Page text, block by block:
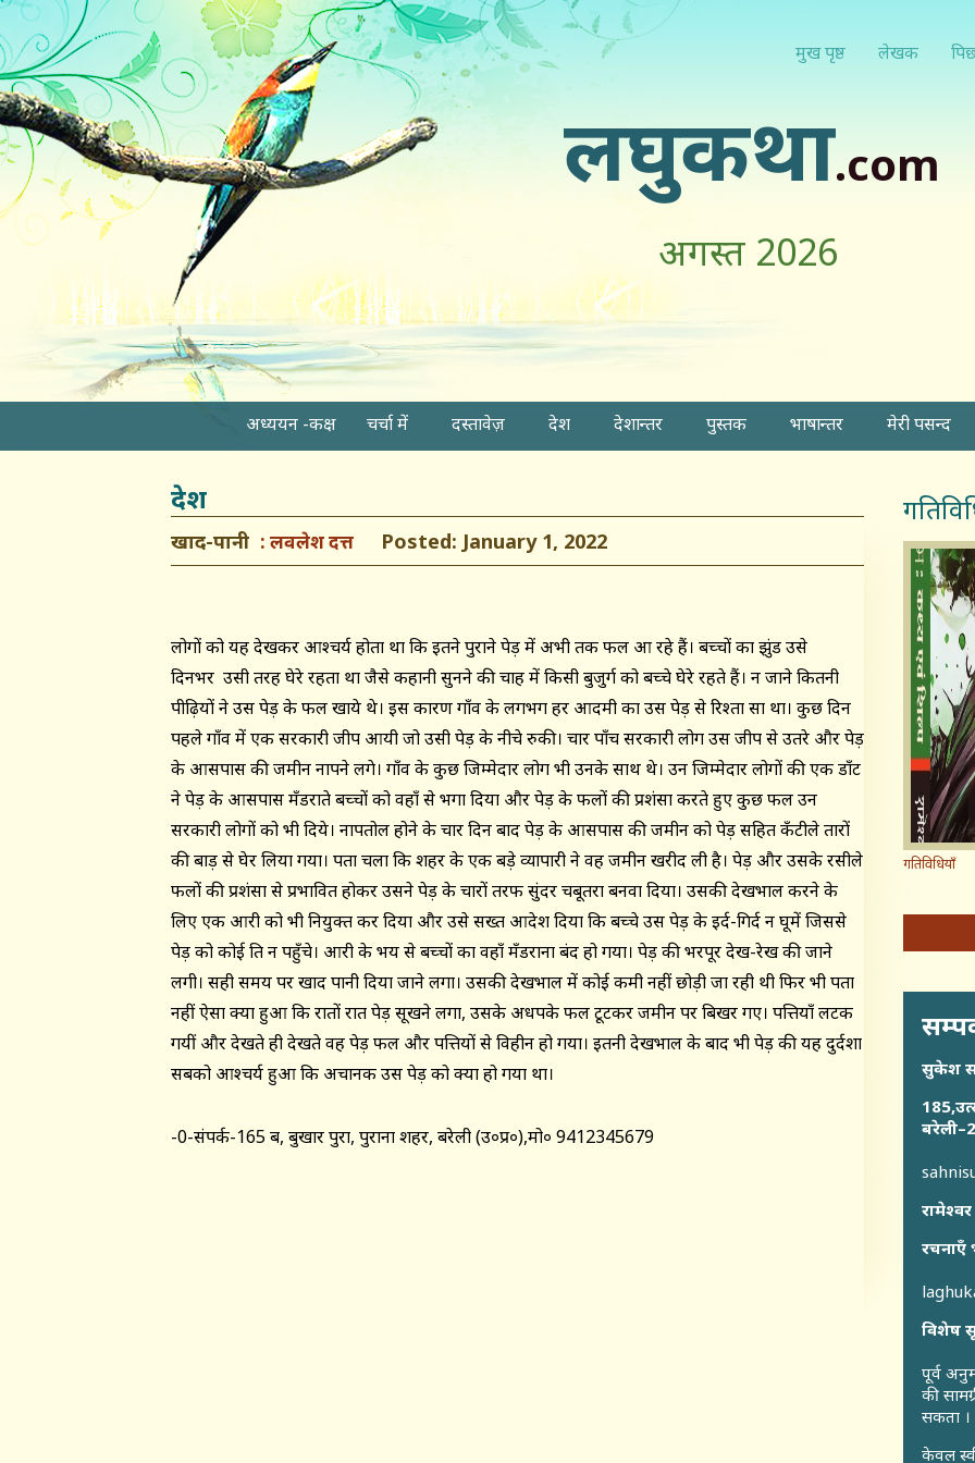
मुख पृष्ठ लेखक
लघुकथा.com
अगस्त 2026
अध्ययन -कक्ष चर्चा में दस्तावेज़ देश देशान्तर पुस्तक भाषान्तर मेरी पसन्द
देश
खाद-पानी लवलेश दत्त Posted: January 1, 2022
लोगों को यह देखकर आश्चर्य होता था कि इतने पुराने पेड़ में अभी तक फल आ रहे हैं। बच्चों का झुंड उसे
दिनभर उसी तरह घेरे रहता था जैसे कहानी सुनने की चाह में किसी बुजुर्ग को बच्चे घेरे रहते हैं। न जाने कितनी
पीढ़ियों ने उस पेड़ के फल खाये थे। इस कारण गाँव के लगभग हर आदमी का उस पेड़ से रिश्ता सा था। कुछ दिन
पहले गाँव में एक सरकारी जीप आयी जो उसी पेड़ के नीचे रुकी। चार पाँच सरकारी लोग उस जीप से उतरे और पेड़
के आसपास की जमीन नापने लगे। गाँव के कुछ जिम्मेदार लोग भी उनके साथ थे। उन जिम्मेदार लोगों की एक डाँट
ने पेड़ के आसपास मँडराते बच्चों को वहाँ से भगा दिया और पेड़ के फलों की प्रशंसा करते हुए कुछ फल उन
सरकारी लोगों को भी दिये। नापतोल होने के चार दिन बाद पेड़ के आसपास की जमीन को पेड़ सहित कँटीले तारों
की बाड़ से घेर लिया गया। पता चला कि शहर के एक बड़े व्यापारी ने वह जमीन खरीद ली है। पेड़ और उसके रसीले
फलों की प्रशंसा से प्रभावित होकर उसने पेड़ के चारों तरफ सुंदर चबूतरा बनवा दिया। उसकी देखभाल करने के
लिए एक आरक्षी को भी नियुक्त कर दिया और उसे सख्त आदेश दिया कि बच्चे उस पेड़ के इर्द-गिर्द न घूमें जिससे
पेड़ को कोई क्षति न पहुँचे। आरक्षी के भय से बच्चों का वहाँ मँडराना बंद हो गया। पेड़ की भरपूर देख-रेख की जाने
लगी। सही समय पर खाद पानी दिया जाने लगा। उसकी देखभाल में कोई कमी नहीं छोड़ी जा रही थी फिर भी पता
नहीं ऐसा क्या हुआ कि रातों रात पेड़ सूखने लगा, उसके अधपके फल टूटकर जमीन पर बिखर गए। पत्तियाँ लटक
गयीं और देखते ही देखते वह पेड़ फल और पत्तियों से विहीन हो गया। इतनी देखभाल के बाद भी पेड़ की यह दुर्दशा
सबको आश्चर्य हुआ कि अचानक उस पेड़ को क्या हो गया था।
-0-संपर्क-165 ब, बुखार पुरा, पुराना शहर, बरेली (उ०प्र०),मो० 9412345679
गतिविधियाँ
सुकेश
विशेष
पूर्व
की
सकता ।
केवल